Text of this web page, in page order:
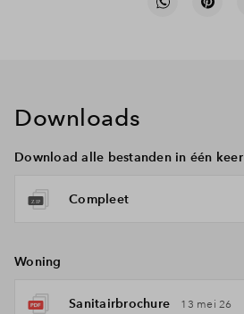
Downloads
Download alle bestanden in één keer
Compleet
Woning
Sanitairbrochure 13 mei 26